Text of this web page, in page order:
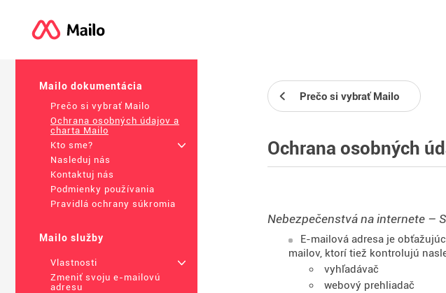
Mailo dokumentácia
Prečo si vybrať Mailo
Ochrana osobných údajov a
charta Mailo
Kto sme?
+
Nasleduj nás
Kontaktuj nás
Podmienky používania
Pravidlá ochrany súkromia
Mailo služby
Vlastnosti
+
Zmeniť svoju e-mailovú
adresu
Prečo si vybrať Mailo
Ochrana osobných
Nebezpečenstvá na internete –
E-mailová adresa je
mailov, ktorí tiež kontrolujú
vyhľadávač
webový prehliadač